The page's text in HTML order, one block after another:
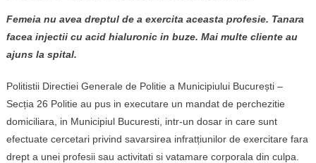
Femeia nu avea dreptul de a exercita aceasta profesie. Tanara
facea injectii cu acid hialuronic in buze. Mai multe cliente au
ajuns la spital.
Politistii Directiei Generale de Politie a Municipiului București –
Secția 26 Politie au pus in executare un mandat de perchezitie
domiciliara, in Municipiul Bucuresti, intr-un dosar in care sunt
efectuate cercetari privind savarsirea infratțiunilor de exercitare fara
drept a unei profesii sau activitati si vatamare corporala din culpa.